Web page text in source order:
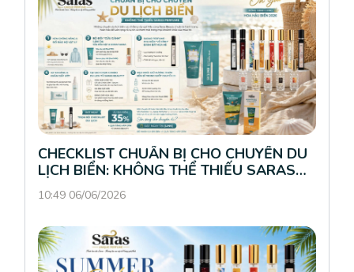
CHECKLIST CHUẨN BỊ CHO CHUYẾN DU
LỊCH BIỂN: KHÔNG THỂ THIẾU SARAS
PERFUME
10:49 06/06/2026